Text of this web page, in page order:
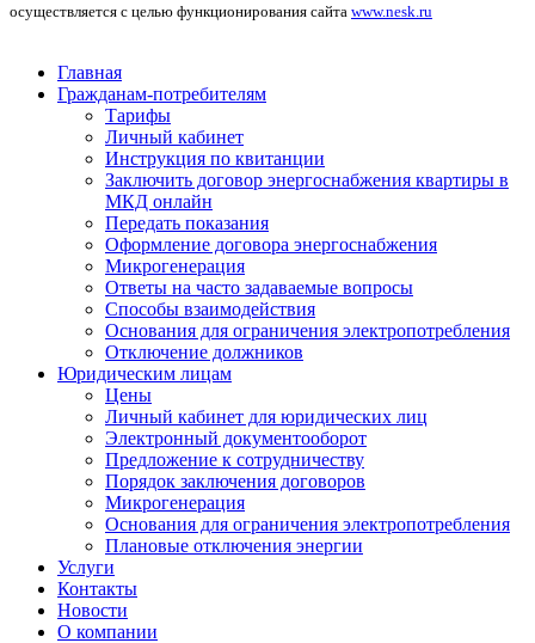
осуществляется с целью функционирования сайта www.nesk.ru
Главная
Гражданам-потребителям
Тарифы
Личный кабинет
Инструкция по квитанции
Заключить договор энергоснабжения квартиры в
МКД онлайн
Передать показания
Оформление договора энергоснабжения
Микрогенерация
Ответы на часто задаваемые вопросы
Способы взаимодействия
Основания для ограничения электропотребления
Отключение должников
Юридическим лицам
Цены
Личный кабинет для юридических лиц
Электронный документооборот
Предложение к сотрудничеству
Порядок заключения договоров
Микрогенерация
Основания для ограничения электропотребления
Плановые отключения энергии
Услуги
Контакты
Новости
О компании